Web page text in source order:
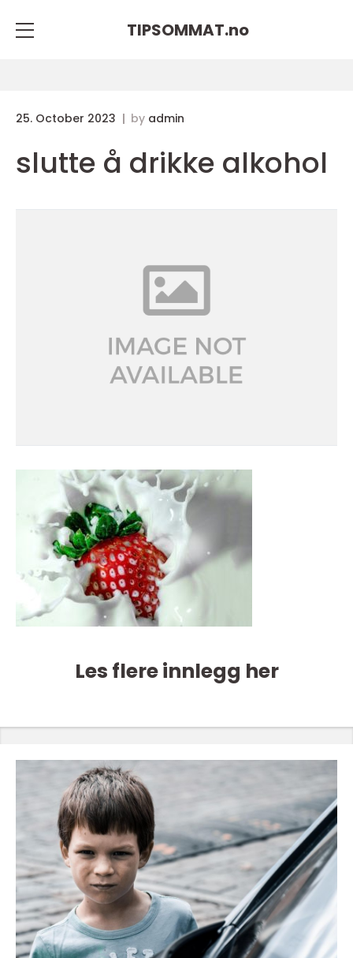
TIPSOMMAT.no
25. October 2023 by admin
slutte å drikke alkohol
Les flere innlegg her